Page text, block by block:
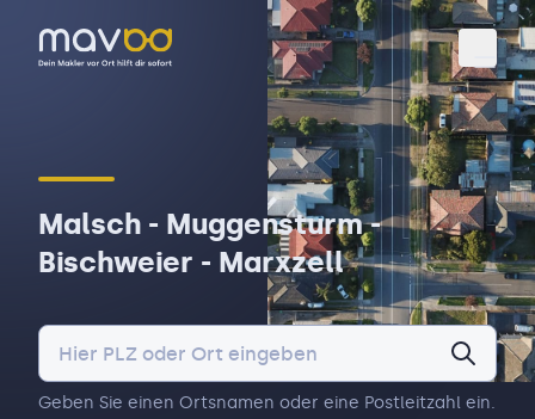
Malsch - Muggensturm -
Bischweier - Marxzell
Geben Sie einen Ortsnamen oder eine Postleitzahl ein.